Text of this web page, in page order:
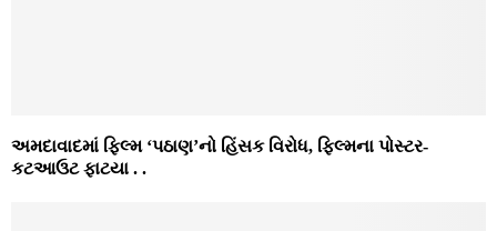
અમદાવાદમાં ફિલ્મ ‘પઠાણ’નો હિંસક વિરોધ, ફિલ્મના પોસ્ટર-
કટઆઉટ ફાટયા . .